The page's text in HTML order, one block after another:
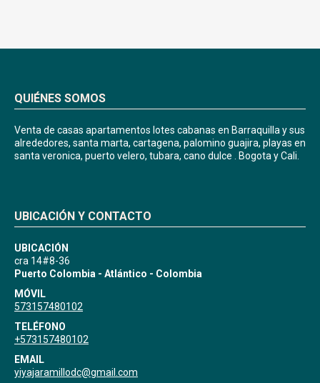
QUIÉNES SOMOS
Venta de casas apartamentos lotes cabanas en Barraquilla y sus
alrededores, santa marta, cartagena, palomino guajira, playas en
santa veronica, puerto velero, tubara, cano dulce . Bogota y Cali.
UBICACIÓN Y CONTACTO
UBICACIÓN
cra 14#8-36
Puerto Colombia - Atlántico - Colombia
MÓVIL
573157480102
TELÉFONO
+573157480102
EMAIL
yiyajaramillodc@gmail.com